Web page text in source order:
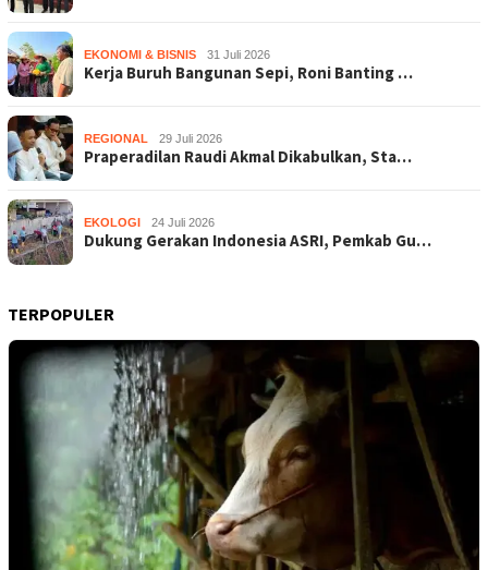
EKONOMI & BISNIS 31 Juli 2026
Kerja Buruh Bangunan Sepi, Roni Banting …
REGIONAL 29 Juli 2026
Praperadilan Raudi Akmal Dikabulkan, Sta…
EKOLOGI 24 Juli 2026
Dukung Gerakan Indonesia ASRI, Pemkab Gu…
TERPOPULER